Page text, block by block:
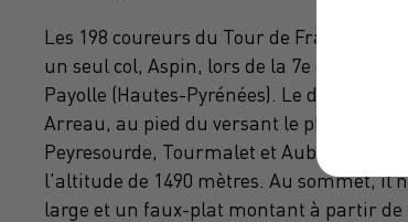
Les 198 coureurs du Tour de France se
un seul col, Aspin, lors de la 7e étape
Payolle (Hautes-Pyrénées). Le départ a
Arreau, au pied du versant le plus
Peyresourde, Tourmalet et Aubisque).
l'altitude de 1490 mètres. Au sommet, il
large et un faux-plat montant à partir de